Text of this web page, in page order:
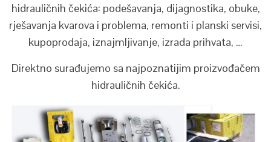
hidrauličnih čekića: podešavanja, dijagnostika, obuke,
rješavanja kvarova i problema, remonti i planski servisi,
kupoprodaja, iznajmljivanje, izrada prihvata, …
Direktno surađujemo sa najpoznatijim proizvođačem
hidrauličnih čekića.